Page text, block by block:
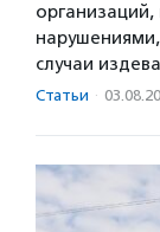
случаи
Статьи ·